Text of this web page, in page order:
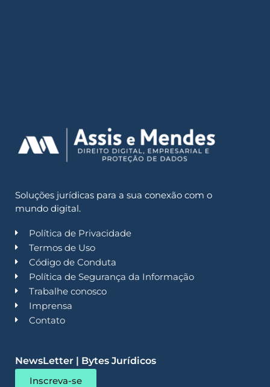
Soluções jurídicas para a sua conexão com o
mundo digital.
Política de Privacidade
Termos de Uso
Código de Conduta
Política de Segurança da Informação
Trabalhe conosco
Imprensa
Contato
NewsLetter | Bytes Jurídicos
Inscreva-se